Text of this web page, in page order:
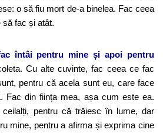
o să fiu mort de-a binelea. Fac ceea
fac și atât.
întâi pentru mine și apoi pentru
Cu alte cuvinte, fac ceea ce fac
pentru că acela sunt eu, care face
Fac din ființa mea, așa cum este ea.
pentru că trăiesc în lume, dar
mine, pentru a afirma și exprima cine